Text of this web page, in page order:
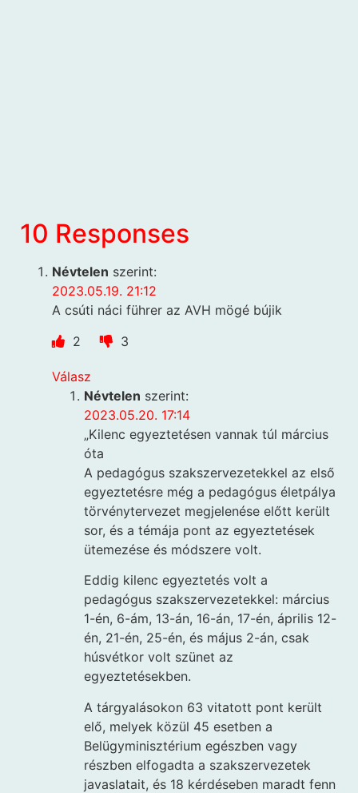
10 Responses
Névtelen szerint:
2023.05.19. 21:12
A csúti náci führer az AVH mögé bújik
2
3
Válasz
Névtelen szerint:
2023.05.20. 17:14
„Kilenc egyeztetésen vannak túl március
óta
A pedagógus szakszervezetekkel az első
egyeztetésre még a pedagógus életpálya
törvénytervezet megjelenése előtt került
sor, és a témája pont az egyeztetések
ütemezése és módszere volt.
Eddig kilenc egyeztetés volt a
pedagógus szakszervezetekkel: március
1-én, 6-ám, 13-án, 16-án, 17-én, április 12-
én, 21-én, 25-én, és május 2-án, csak
húsvétkor volt szünet az
egyeztetésekben.
A tárgyalásokon 63 vitatott pont került
elő, melyek közül 45 esetben a
Belügyminisztérium egészben vagy
részben elfogadta a szakszervezetek
javaslatait, és 18 kérdéseben maradt fenn